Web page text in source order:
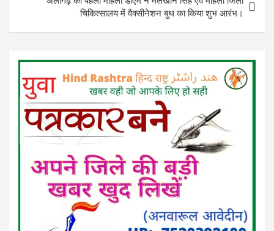
चिकित्सालय में वैक्सीनेशन बुथ का किया शुभ आरंभ।